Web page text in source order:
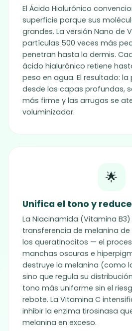
El Ácido Hialurónico
superficie porque sus
grandes. La versión Nano de
partículas 500 veces más
penetran hasta la dermis.
ácido hialurónico retiene
peso en agua. El resultado: la
desde las capas profundas,
más firme y las arrugas se
voluminizador.
🌟
Unifica el tono y
La Niacinamida (Vitamina B3)
transferencia de melanina
los queratinocitos — el
manchas oscuras e
destruye la melanina (como
sino que regula su
tono más uniforme sin el
rebote. La Vitamina C
inhibir la enzima tirosinasa
melanina en exceso.